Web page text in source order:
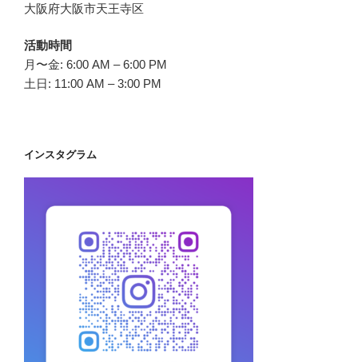
大阪府大阪市天王寺区
活動時間
月〜金: 6:00 AM – 6:00 PM
土日: 11:00 AM – 3:00 PM
インスタグラム